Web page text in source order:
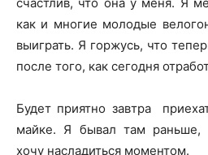
как и многие молодые
выиграть. Я горжусь, что
после того, как сегодня
Будет приятно завтра
майке. Я бывал там раньше,
хочу насладиться моментом.